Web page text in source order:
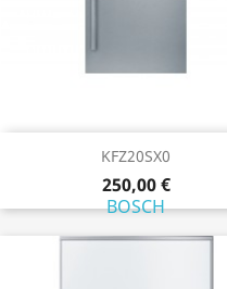
KFZ20SX0
250,00 €
BOSCH